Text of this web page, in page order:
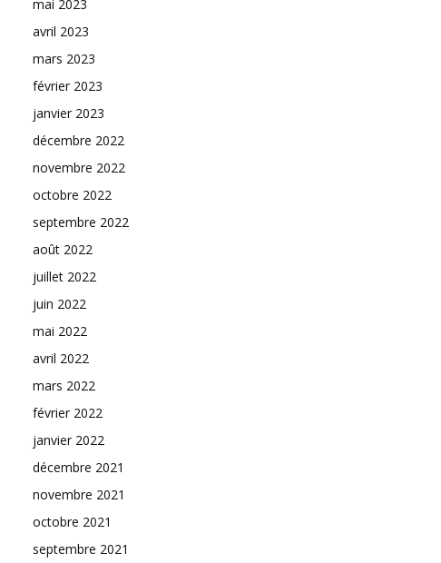
mai 2023
avril 2023
mars 2023
février 2023
janvier 2023
décembre 2022
novembre 2022
octobre 2022
septembre 2022
août 2022
juillet 2022
juin 2022
mai 2022
avril 2022
mars 2022
février 2022
janvier 2022
décembre 2021
novembre 2021
octobre 2021
septembre 2021